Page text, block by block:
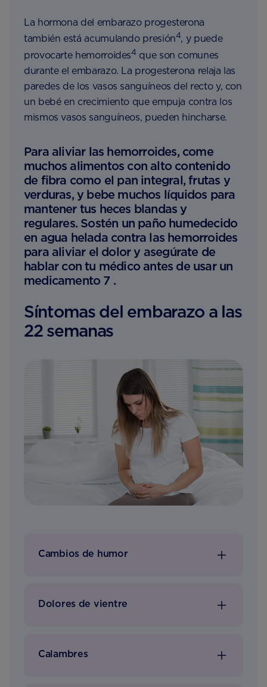
La hormona del embarazo progesterona
también está acumulando presión4, y puede
provocarte hemorroides4 que son comunes
durante el embarazo. La progesterona relaja las
paredes de los vasos sanguíneos del recto y, con
un bebé en crecimiento que empuja contra los
mismos vasos sanguíneos, pueden hincharse.
Para aliviar las hemorroides, come
muchos alimentos con alto contenido
de fibra como el pan integral, frutas y
verduras, y bebe muchos líquidos para
mantener tus heces blandas y
regulares. Sostén un paño humedecido
en agua helada contra las hemorroides
para aliviar el dolor y asegúrate de
hablar con tu médico antes de usar un
medicamento 7 .
Síntomas del embarazo a las
22 semanas
Cambios de humor
Dolores de vientre
Calambres